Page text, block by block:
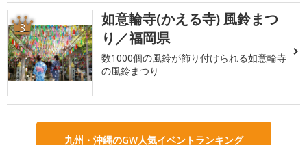
3
如意輪寺(かえる寺) 風鈴まつ
り／福岡県
数1000個の風鈴が飾り付けられる如意輪寺
の風鈴まつり
九州・沖縄のGW人気イベントランキング